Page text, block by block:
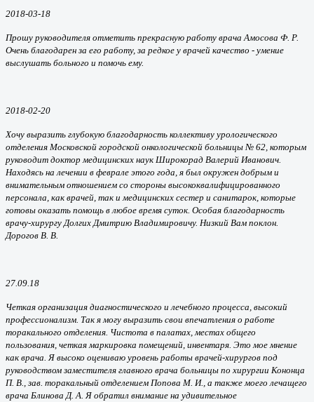
2018-03-18
Прошу руководителя отметить прекрасную работу врача Амосова Ф. Р.
Очень благодарен за его работу, за редкое у врачей качество - умение
выслушать больного и помочь ему.
2018-02-20
Хочу выразить глубокую благодарность коллективу урологического
отделения Московской городской онкологической больницы № 62, которым
руководит доктор медицинских наук Широкорад Валерий Иванович.
Находясь на лечении в феврале этого года, я был окружен добрым и
внимательным отношением со стороны высококвалифицированного
персонала, как врачей, так и медицинских сестер и санитарок, которые
готовы оказать помощь в любое время суток. Особая благодарность
врачу-хирургу Долгих Дмитрию Владимировичу. Низкий Вам поклон.
Дорогов В. В.
27.09.18
Четкая организация диагностического и лечебного процесса, высокий
профессионализм. Так я могу выразить свои впечатления о работе
торакального отделения. Чистота в палатах, местах общего
пользования, четкая маркировка помещений, инвентаря. Это мое мнение
как врача. Я высоко оцениваю уровень работы врачей-хирургов под
руководством заместителя главного врача больницы по хирургии Кононца
П. В., зав. торакальный отделением Попова М. И., а также моего лечащего
врача Блинова Д. А. Я обратил внимание на удивительное